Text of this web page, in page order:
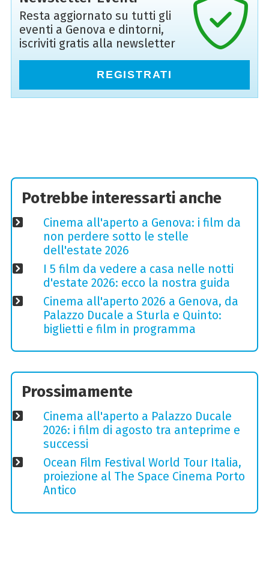
Resta aggiornato su tutti gli
eventi a Genova e dintorni,
iscriviti gratis alla newsletter
REGISTRATI
Potrebbe interessarti anche
Cinema all'aperto a Genova: i film da
non perdere sotto le stelle
dell'estate 2026
I 5 film da vedere a casa nelle notti
d'estate 2026: ecco la nostra guida
Cinema all'aperto 2026 a Genova, da
Palazzo Ducale a Sturla e Quinto:
biglietti e film in programma
Prossimamente
Cinema all'aperto a Palazzo Ducale
2026: i film di agosto tra anteprime e
successi
Ocean Film Festival World Tour Italia,
proiezione al The Space Cinema Porto
Antico